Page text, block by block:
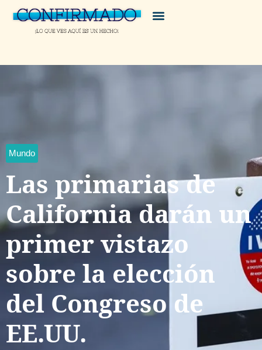
Mundo
Las primarias de
California darán un
primer vistazo
sobre la elección
del Congreso de
EE.UU.